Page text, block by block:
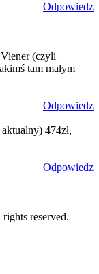
Odpowiedz
(czyli
tam małym
Odpowiedz
474zł,
Odpowiedz
reserved.